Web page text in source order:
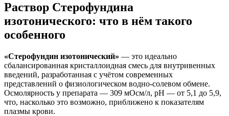
Раствор Стерофундина
изотонического: что в нём такого
особенного
«Стерофундин изотонический» — это идеально
сбалансированная кристаллоидная смесь для внутривенных
введений, разработанная с учётом современных
представлений о физиологическом водно-солевом обмене.
Осмолярность у препарата — 309 мОсм/л, pH — от 5,1 до 5,9,
что, насколько это возможно, приближено к показателям
плазмы крови.